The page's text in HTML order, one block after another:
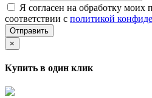
Я согласен на обработку моих
соответствии с политикой
Отправить
×
Купить в один клик